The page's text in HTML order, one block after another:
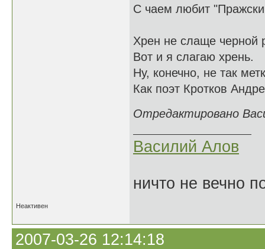
С чаем любит
Хрен не слаще черной
Вот и я слагаю хрень.
Ну, конечно, не так
Как поэт Кротков
Отредактировано
Василий Алов
ничто не вечно
Неактивен
2007-03-26 12:14:18